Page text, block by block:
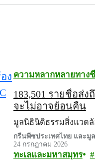
ความหลากหลายทาง
183,501 รายชื่อส่
จะไม่อาจย้อนคืน
มูลนิธินิติธรรมสิ่งแวด
กรีนพีซประเทศไทย และมู
24 กรกฎาคม 2026
ทะเลและมหาสมุทร